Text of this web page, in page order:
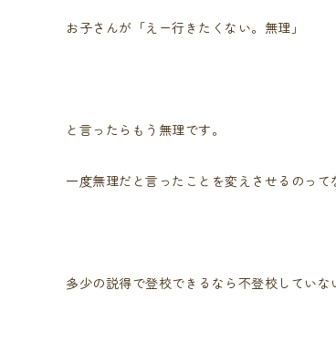
お子さんが「えー行きたくない。無理」
と言ったらもう無理です。
一度無理だと言ったことを変えさせるのって
多少の説得で登校できるなら不登校していな